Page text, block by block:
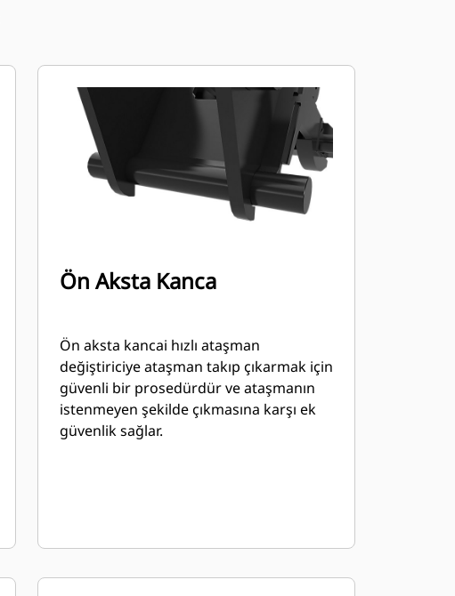
Ön Aksta Kanca
Ön aksta kancai hızlı ataşman
değiştiriciye ataşman takıp çıkarmak için
güvenli bir prosedürdür ve ataşmanın
istenmeyen şekilde çıkmasına karşı ek
güvenlik sağlar.